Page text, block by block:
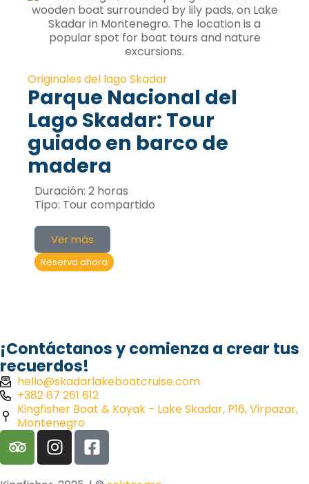
Originales del lago Skadar
Parque Nacional del
Lago Skadar: Tour
guiado en barco de
madera
Duración: 2 horas
Tipo: Tour compartido
Ver más
Reserva ahora
¡Contáctanos y comienza a crear tus
recuerdos!
hello@skadarlakeboatcruise.com
+382 67 261 612
Kingfisher Boat & Kayak - Lake Skadar, P16, Virpazar,
Montenegro